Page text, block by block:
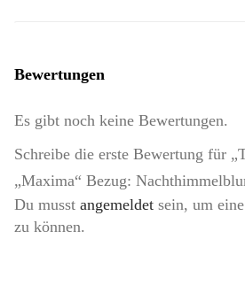
Bewertungen
Es gibt noch keine Bewertungen.
Schreibe die erste Bewertung für
„Maxima“ Bezug:
Du musst angemeldet sein, um
zu können.